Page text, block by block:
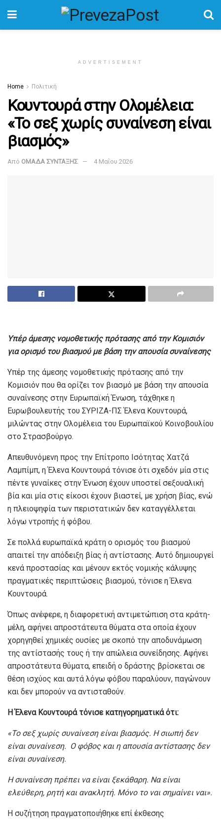
ADVERTISEMENT
Home Πολιτική
Κουντουρά στην Ολομέλεια:
«Το σεξ χωρίς συναίνεση είναι
βιασμός»
Από ΟΜΑΔΑ ΣΥΝΤΑΞΗΣ 4 Μαΐου 2026
Υπέρ άμεσης νομοθετικής πρότασης από την Κομισιόν
για ορισμό του βιασμού με βάση την απουσία συναίνεσης
Υπέρ της άμεσης νομοθετικής πρότασης από την
Κομισιόν που θα ορίζει τον βιασμό με βάση την απουσία
συναίνεσης στην Ευρωπαϊκή Ένωση, τάχθηκε η
Ευρωβουλευτής του ΣΥΡΙΖΑ-ΠΣ Έλενα Κουντουρά,
μιλώντας στην Ολομέλεια του Ευρωπαϊκού Κοινοβουλίου
στο Στρασβούργο.
Απευθυνόμενη προς την Επίτροπο Ισότητας Χατζά
Λαμπίμπ, η Έλενα Κουντουρά τόνισε ότι σχεδόν μία στις
πέντε γυναίκες στην Ένωση έχουν υποστεί σεξουαλική
βία και μία στις είκοσι έχουν βιαστεί, με χρήση βίας, ενώ
η πλειοψηφία των περιστατικών δεν καταγγέλλεται
λόγω ντροπής ή φόβου.
Σε πολλά ευρωπαϊκά κράτη ο ορισμός του βιασμού
απαιτεί την απόδειξη βίας ή αντίστασης. Αυτό δημιουργεί
κενά προστασίας και μένουν εκτός νομικής κάλυψης
πραγματικές περιπτώσεις βιασμού, τόνισε η Έλενα
Κουντουρά.
Όπως ανέφερε, η διαφορετική αντιμετώπιση στα κράτη-
μέλη, αφήνει απροστάτευτα θύματα στα οποία έχουν
χορηγηθεί χημικές ουσίες με σκοπό την αποδυνάμωση
της αντίστασής τους ή την απώλεια συνείδησης. Αφήνει
απροστάτευτα θύματα, επειδή ο δράστης βρίσκεται σε
θέση ισχύος και αυτά λόγω φόβου παραλύουν, παγώνουν
και δεν μπορούν να αντισταθούν.
Η Έλενα Κουντουρά τόνισε κατηγορηματικά ότι:
«Το σεξ χωρίς συναίνεση είναι βιασμός. Η σιωπή δεν
είναι συναίνεση. Ο φόβος και η απουσία αντίστασης δεν
είναι συναίνεση.
Η συναίνεση πρέπει να είναι ξεκάθαρη. Να είναι
ελεύθερη, ρητή και ανακλητή. Μόνο το ναι σημαίνει ναι».
Η συζήτηση πραγματοποιήθηκε επί έκθεσης